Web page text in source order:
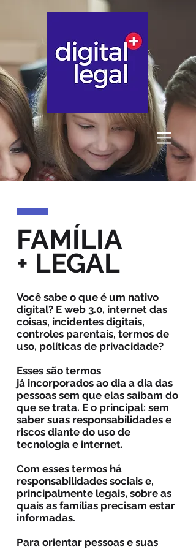
FAMÍLIA
+ LEGAL
Você sabe o que é um nativo
digital? E web 3.0, internet das
coisas, incidentes digitais,
controles parentais, termos de
uso, políticas de privacidade?
Esses são termos
já incorporados ao dia a dia das
pessoas sem que elas saibam do
que se trata. E o principal: sem
saber suas responsabilidades e
riscos diante do uso de
tecnologia e internet.
Com esses termos há
responsabilidades sociais e,
principalmente legais, sobre as
quais as famílias precisam estar
informadas.
Para orientar pessoas e suas